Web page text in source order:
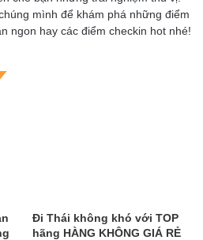
mình để khám phá những điểm
ngon hay các điểm checkin hot nhé!
Đi Thái không khó với TOP
hãng HÀNG KHÔNG GIÁ RẺ